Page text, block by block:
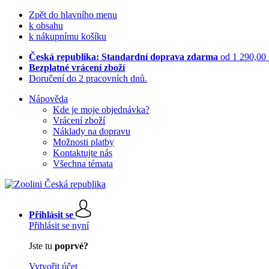
Zpět do hlavního menu
k obsahu
k nákupnímu košíku
Česká republika: Standardní doprava zdarma od 1 290,00
Bezplatné vrácení zboží
Doručení do 2 pracovních dnů.
Nápověda
Kde je moje objednávka?
Vrácení zboží
Náklady na dopravu
Možnosti platby
Kontaktujte nás
Všechna témata
Přihlásit se
Přihlásit se nyní
Jste tu poprvé?
Vytvořit účet